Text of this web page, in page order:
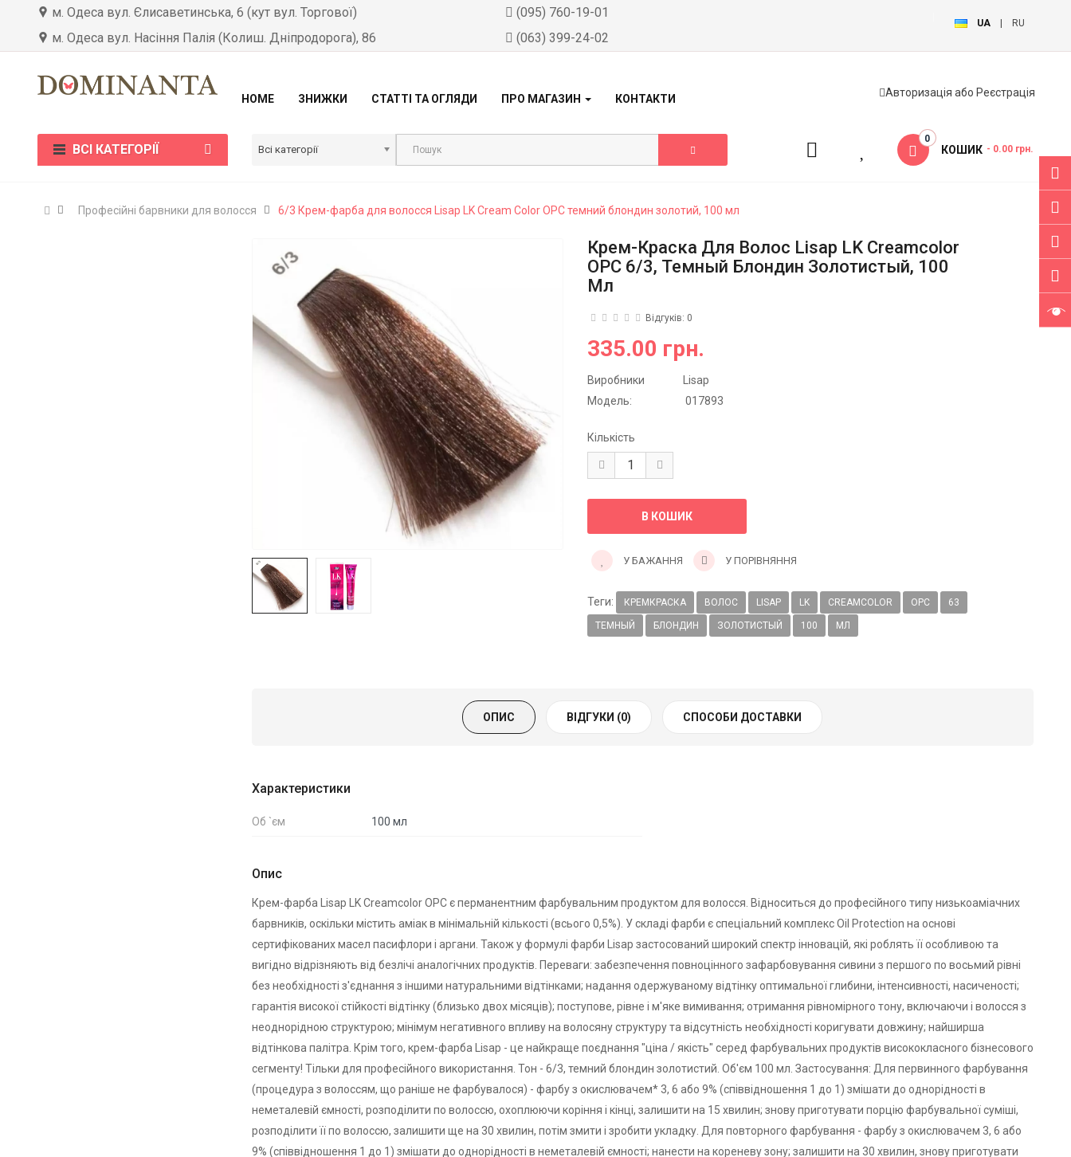
м. Одеса вул. Єлисаветинська, 6 (кут вул. Торгової)
м. Одеса вул. Насіння Палія (Колиш. Дніпродорога), 86
(095) 760-19-01
(063) 399-24-02
UA RU
HOME ЗНИЖКИ СТАТТІ ТА ОГЛЯДИ ПРО МАГАЗИН КОНТАКТИ Авторизація або Реєстрація
ВСІ КАТЕГОРІЇ Всі категорії КОШИК
0
- 0.00 грн.
Професійні барвники для волосся 6/3 Крем-фарба для волосся Lisap LK Cream Color OPC темний блондин золотий, 100 мл
Крем-Краска Для Волос Lisap LK Creamcolor
OPC 6/3, Темный Блондин Золотистый, 100
Мл
Відгуків: 0
335.00 грн.
Виробники
Lisap
Модель:
017893
Кількість
У БАЖАННЯ У ПОРІВНЯННЯ
Теги: КРЕМКРАСКА ВОЛОС LISAP LK CREAMCOLOR OPC 63
ТЕМНЫЙ БЛОНДИН ЗОЛОТИСТЫЙ 100 МЛ
ОПИС ВІДГУКИ (0) СПОСОБИ ДОСТАВКИ
Характеристики
Об `єм 100 мл
Опис
Крем-фарба Lisap LK Creamcolor OPC є перманентним фарбувальним продуктом для волосся. Відноситься до професійного типу низькоаміачних
барвників, оскільки містить аміак в мінімальній кількості (всього 0,5%). У складі фарби є спеціальний комплекс Oil Protection на основі
сертифікованих масел пасифлори і аргани. Також у формулі фарби Lisap застосований широкий спектр інновацій, які роблять її особливою та
вигідно відрізняють від безлічі аналогічних продуктів. Переваги: забезпечення повноцінного зафарбовування сивини з першого по восьмий рівні
без необхідності з'єднання з іншими натуральними відтінками; надання одержуваному відтінку оптимальної глибини, інтенсивності, насиченості;
гарантія високої стійкості відтінку (близько двох місяців); поступове, рівне і м'яке вимивання; отримання рівномірного тону, включаючи і волосся з
неоднорідною структурою; мінімум негативного впливу на волосяну структуру та відсутність необхідності коригувати довжину; найширша
відтінкова палітра. Крім того, крем-фарба Lisap - це найкраще поєднання "ціна / якість" серед фарбувальних продуктів висококласного бізнесового
сегменту! Тільки для професійного використання. Тон - 6/3, темний блондин золотистий. Об'єм 100 мл. Застосування: Для первинного фарбування
(процедура з волоссям, що раніше не фарбувалося) - фарбу з окислювачем* 3, 6 або 9% (співвідношення 1 до 1) змішати до однорідності в
неметалевій ємності, розподілити по волоссю, охоплюючи коріння і кінці, залишити на 15 хвилин; знову приготувати порцію фарбувальної суміші,
розподілити її по волоссю, залишити ще на 30 хвилин, потім змити і зробити укладку. Для повторного фарбування - фарбу з окислювачем 3, 6 або
9% (співвідношення 1 до 1) змішати до однорідності в неметалевій ємності; нанести на кореневу зону; залишити на 30 хвилин, знову приготувати